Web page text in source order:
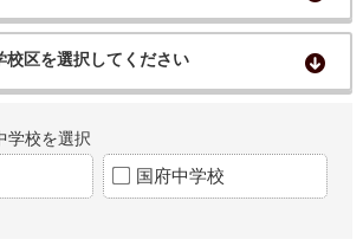
校区を選択してください
学校を選択
国府中学校